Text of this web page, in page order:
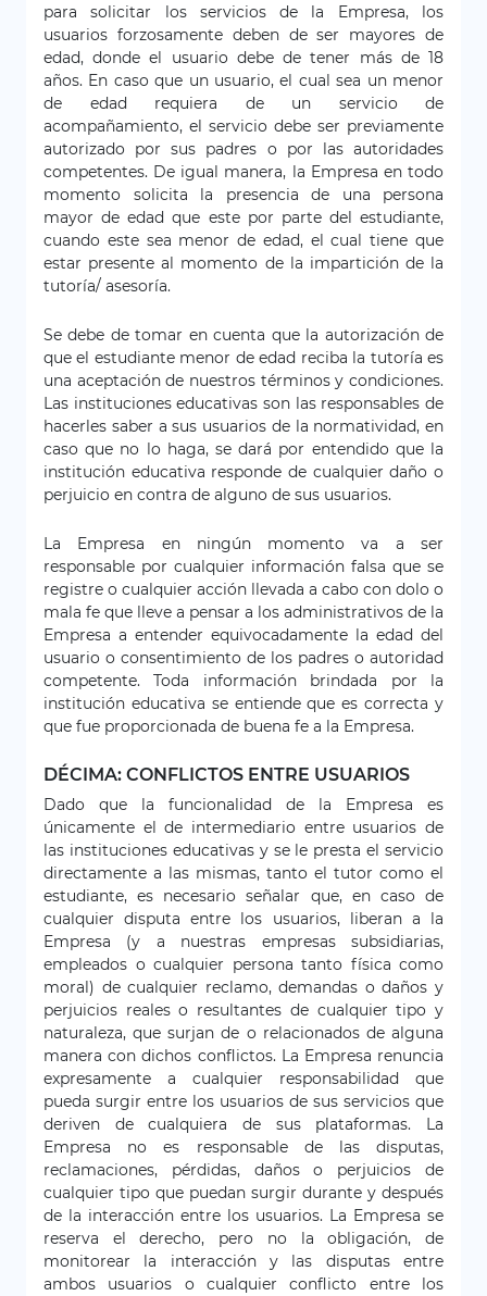
para solicitar los servicios de la Empresa, los
usuarios forzosamente deben de ser mayores de
edad, donde el usuario debe de tener más de 18
años. En caso que un usuario, el cual sea un menor
de edad requiera de un servicio de
acompañamiento, el servicio debe ser previamente
autorizado por sus padres o por las autoridades
competentes. De igual manera, la Empresa en todo
momento solicita la presencia de una persona
mayor de edad que este por parte del estudiante,
cuando este sea menor de edad, el cual tiene que
estar presente al momento de la impartición de la
tutoría/ asesoría.
Se debe de tomar en cuenta que la autorización de
que el estudiante menor de edad reciba la tutoría es
una aceptación de nuestros términos y condiciones.
Las instituciones educativas son las responsables de
hacerles saber a sus usuarios de la normatividad, en
caso que no lo haga, se dará por entendido que la
institución educativa responde de cualquier daño o
perjuicio en contra de alguno de sus usuarios.
La Empresa en ningún momento va a ser
responsable por cualquier información falsa que se
registre o cualquier acción llevada a cabo con dolo o
mala fe que lleve a pensar a los administrativos de la
Empresa a entender equivocadamente la edad del
usuario o consentimiento de los padres o autoridad
competente. Toda información brindada por la
institución educativa se entiende que es correcta y
que fue proporcionada de buena fe a la Empresa.
DÉCIMA: CONFLICTOS ENTRE USUARIOS
Dado que la funcionalidad de la Empresa es
únicamente el de intermediario entre usuarios de
las instituciones educativas y se le presta el servicio
directamente a las mismas, tanto el tutor como el
estudiante, es necesario señalar que, en caso de
cualquier disputa entre los usuarios, liberan a la
Empresa (y a nuestras empresas subsidiarias,
empleados o cualquier persona tanto física como
moral) de cualquier reclamo, demandas o daños y
perjuicios reales o resultantes de cualquier tipo y
naturaleza, que surjan de o relacionados de alguna
manera con dichos conflictos. La Empresa renuncia
expresamente a cualquier responsabilidad que
pueda surgir entre los usuarios de sus servicios que
deriven de cualquiera de sus plataformas. La
Empresa no es responsable de las disputas,
reclamaciones, pérdidas, daños o perjuicios de
cualquier tipo que puedan surgir durante y después
de la interacción entre los usuarios. La Empresa se
reserva el derecho, pero no la obligación, de
monitorear la interacción y las disputas entre
ambos usuarios o cualquier conflicto entre los